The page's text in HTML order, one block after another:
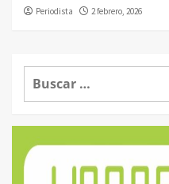
Periodista 2 febrero, 2026
Buscar: